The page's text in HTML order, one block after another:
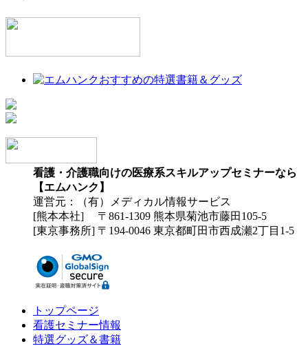
看護・介護職向けの医療系スキルアップセミナーなら
【エムハンク】
運営元：（有）メディカル情報サービス
[熊本本社] 〒861-1309 熊本県菊池市藤田105-5
[東京事務所] 〒194-0046 東京都町田市西成瀬2丁目1-5
トップページ
看護セミナー情報
特選グッズ＆書籍